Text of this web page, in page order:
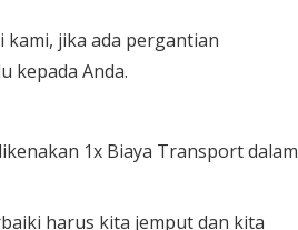
kami, jika ada pergantian
kepada Anda.
1x Biaya Transport dalam
harus kita jemput dan kita